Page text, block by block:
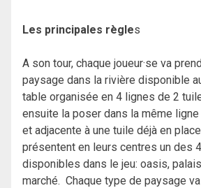
Les principales règles
A son tour, chaque joueur·se va
paysage dans la rivière disponible
table organisée en 4 lignes de 2
ensuite la poser dans la même
et adjacente à une tuile déjà en
présentent en leurs centres un des
disponibles dans le jeu: oasis,
marché. Chaque type de paysage